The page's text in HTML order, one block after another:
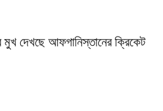
মুখ দেখছে আফগানিস্তানের ক্রিকেট